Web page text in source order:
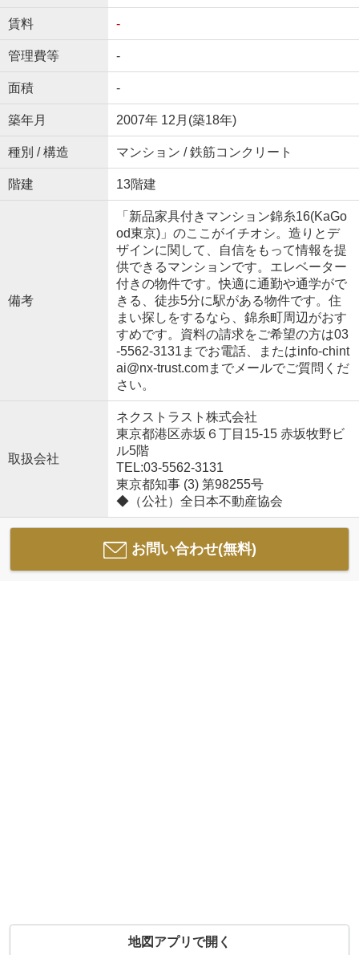
賃料 -
管理費等 -
面積 -
築年月 2007年 12月(築18年)
種別 / 構造 マンション / 鉄筋コンクリート
階建 13階建
備考
「新品家具付きマンション錦糸16(KaGo
od東京)」のここがイチオシ。造りとデ
ザインに関して、自信をもって情報を提
供できるマンションです。エレベーター
付きの物件です。快適に通勤や通学がで
きる、徒歩5分に駅がある物件です。住
まい探しをするなら、錦糸町周辺がおす
すめです。資料の請求をご希望の方は03
-5562-3131までお電話、またはinfo-chint
ai@nx-trust.comまでメールでご質問くだ
さい。
取扱会社
ネクストラスト株式会社
東京都港区赤坂６丁目15-15 赤坂牧野ビ
ル5階
TEL:03-5562-3131
東京都知事 (3) 第98255号
◆（公社）全日本不動産協会
お問い合わせ(無料)
地図アプリで開く